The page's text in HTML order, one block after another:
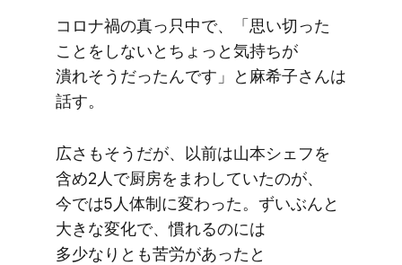
コロナ禍の​真っ只中で、​「思い​切った​
ことを​しないと​ちょっと​気持ちが​
潰れそうだったんです」と​麻希子さんは​
話す。
広さも​そうだが、​以前は​山本シェフを​
含め2人で​厨房を​まわしていたのが、​
今では​5人体制に​変わった。​ずいぶんと​
大きな​変化で、​慣れるのには​
多少なりとも​苦労が​あったと​